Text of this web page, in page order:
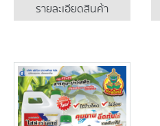
รายละเอียดสินค้า